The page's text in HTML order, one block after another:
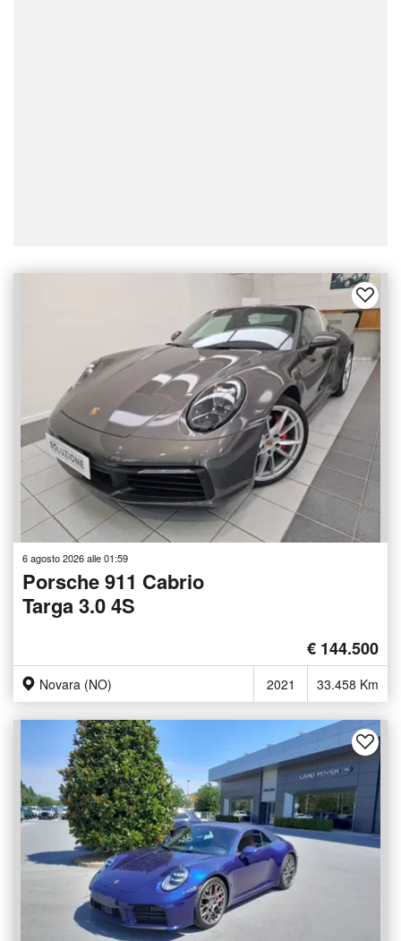
6 agosto 2026 alle 01:59
Porsche 911 Cabrio
Targa 3.0 4S
€ 144.500
Novara (NO) 2021 33.458 Km